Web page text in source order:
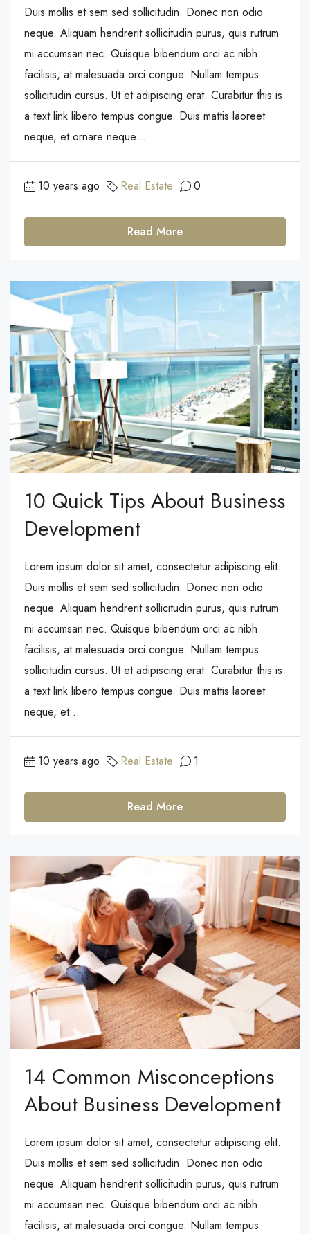
Duis mollis et sem sed sollicitudin. Donec non odio
neque. Aliquam hendrerit sollicitudin purus, quis rutrum
mi accumsan nec. Quisque bibendum orci ac nibh
facilisis, at malesuada orci congue. Nullam tempus
sollicitudin cursus. Ut et adipiscing erat. Curabitur this is
a text link libero tempus congue. Duis mattis laoreet
neque, et ornare neque...
10 years ago Real Estate 0
Read More
10 Quick Tips About Business
Development
Lorem ipsum dolor sit amet, consectetur adipiscing elit.
Duis mollis et sem sed sollicitudin. Donec non odio
neque. Aliquam hendrerit sollicitudin purus, quis rutrum
mi accumsan nec. Quisque bibendum orci ac nibh
facilisis, at malesuada orci congue. Nullam tempus
sollicitudin cursus. Ut et adipiscing erat. Curabitur this is
a text link libero tempus congue. Duis mattis laoreet
neque, et...
10 years ago Real Estate 1
Read More
14 Common Misconceptions
About Business Development
Lorem ipsum dolor sit amet, consectetur adipiscing elit.
Duis mollis et sem sed sollicitudin. Donec non odio
neque. Aliquam hendrerit sollicitudin purus, quis rutrum
mi accumsan nec. Quisque bibendum orci ac nibh
facilisis, at malesuada orci congue. Nullam tempus